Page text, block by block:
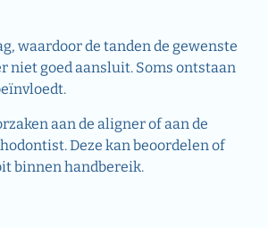
waardoor de tanden de gewenste
niet goed aansluit. Soms ontstaan
aan de aligner of aan de
Deze kan beoordelen of
binnen handbereik.